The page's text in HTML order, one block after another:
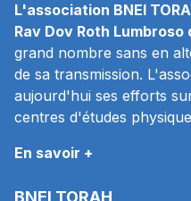
L'association BNEI
Rav Dov Roth
grand nombre sans en
de sa transmission.
aujourd'hui ses efforts
centres d'études
En savoir +
BNEI TORAH